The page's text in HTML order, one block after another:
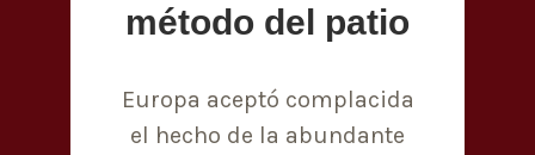
método del patio
Europa aceptó complacida
el hecho de la abundante